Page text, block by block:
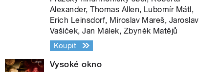
Alexander, Thomas Allen, Lubomír Mátl,
Erich Leinsdorf, Miroslav Mareš, Jaroslav
Vašíček, Jan Málek, Zbyněk Matějů
Koupit
Vysoké okno